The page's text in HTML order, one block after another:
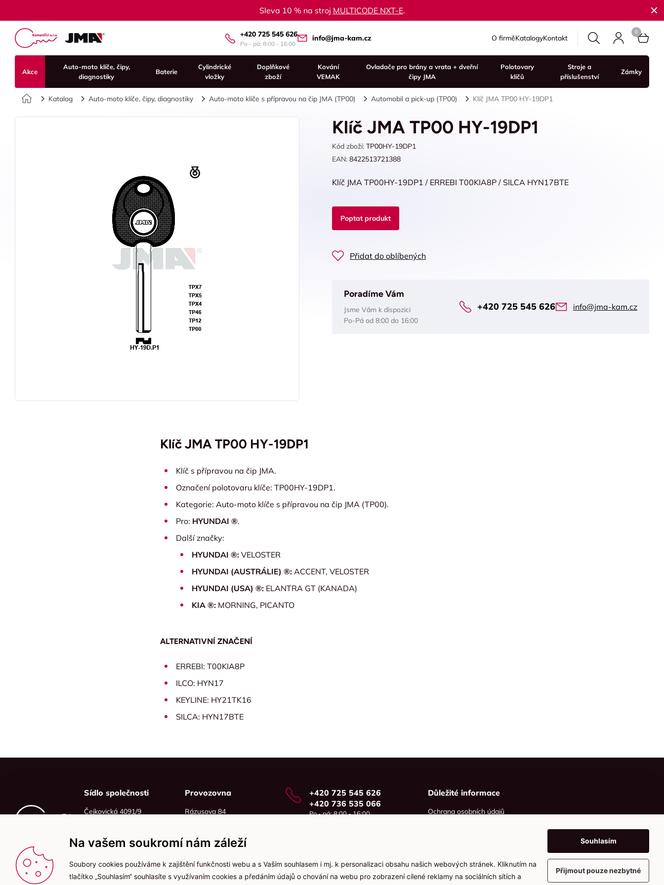
Sleva 10 % na stroj MULTICODE NXT-E.
+420 725 545 626
Po - pá: 8:00 - 16:00
info@jma-kam.cz O firměKatalogyKontakt
Akce
Auto-moto klíče, čipy,
diagnostiky
Baterie
Cylindrické
vložky
Doplňkové
zboží
Kování
VEMAK
Ovladače pro brány a vrata + dveřní
čipy JMA
Polotovary
klíčů
Stroje a
příslušenství
Zámky
Úvod
Katalog Auto-moto klíče, čipy, diagnostiky Auto-moto klíče s přípravou na čip JMA (TP00) Automobil a pick-up (TP00) Klíč JMA TP00 HY-19DP1
Klíč JMA TP00 HY-19DP1
Kód zboží: TP00HY-19DP1
EAN: 8422513721388
Klíč JMA TP00HY-19DP1 / ERREBI T00KIA8P / SILCA HYN17BTE
Poptat produkt
Přidat do oblíbených
Poradíme Vám
Jsme Vám k dispozici
Po-Pá od 8:00 do 16:00
+420 725 545 626 info@jma-kam.cz
Klíč JMA TP00 HY-19DP1
Klíč s přípravou na čip JMA.
Označení polotovaru klíče: TP00HY-19DP1.
Kategorie: Auto-moto klíče s přípravou na čip JMA (TP00).
Pro: HYUNDAI ®.
Další značky:
HYUNDAI ®: VELOSTER
HYUNDAI (AUSTRÁLIE) ®: ACCENT, VELOSTER
HYUNDAI (USA) ®: ELANTRA GT (KANADA)
KIA ®: MORNING, PICANTO
ALTERNATIVNÍ ZNAČENÍ
ERREBI: T00KIA8P
ILCO: HYN17
KEYLINE: HY21TK16
SILCA: HYN17BTE
Sídlo společnosti
Čejkovická 4091/9
IČO: 06215319
DIČ: CZ06215319
Provozovna
Rázusova 84
+420 725 545 626
+420 736 535 066
Po - pá: 8:00 - 16:00
Důležité informace
Ochrana osobních údajů
Na vašem soukromí nám záleží
Soubory cookies používáme k zajištění funkčnosti webu a s Vaším souhlasem i mj. k personalizaci obsahu našich webových stránek. Kliknutím na
tlačítko „Souhlasím“ souhlasíte s využívaním cookies a předáním údajů o chování na webu pro zobrazení cílené reklamy na sociálních sítích a
Souhlasím
Přijmout pouze nezbytné